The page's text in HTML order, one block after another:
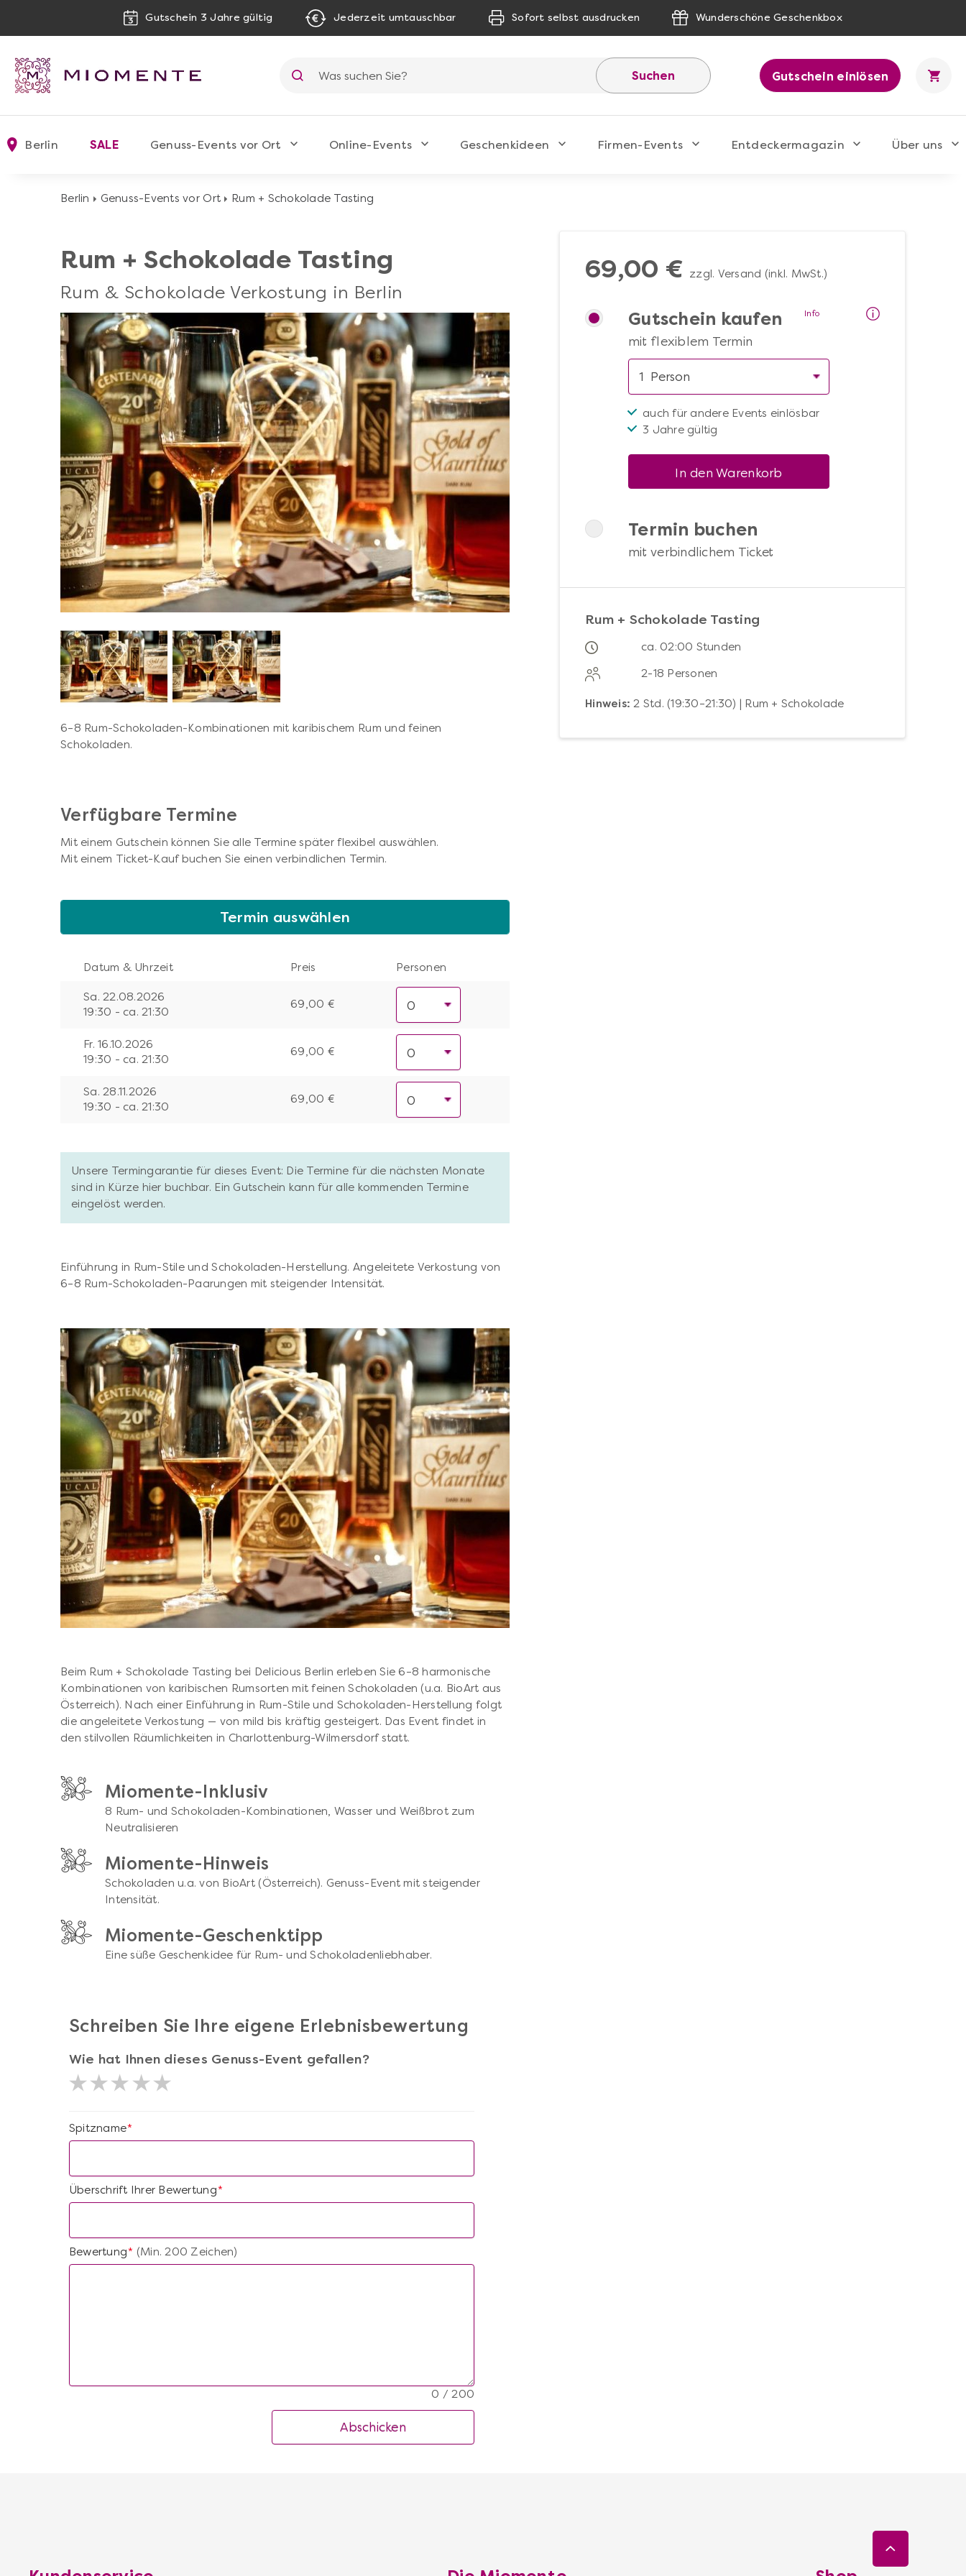
Gutschein 3 Jahre gültig Jederzeit umtauschbar Sofort selbst ausdrucken Wunderschöne Geschenkbox
Suchen Gutschein einlösen
Berlin SALE Genuss-Events vor Ort Online-Events Geschenkideen Firmen-Events Entdeckermagazin Über uns
Berlin Genuss-Events vor Ort Rum + Schokolade Tasting
Rum + Schokolade Tasting
Rum & Schokolade Verkostung in Berlin
6–8 Rum-Schokoladen-Kombinationen mit karibischem Rum und feinen
Schokoladen.
Verfügbare Termine
Mit einem Gutschein können Sie alle Termine später flexibel auswählen.
Mit einem Ticket-Kauf buchen Sie einen verbindlichen Termin.
Termin auswählen
Datum & Uhrzeit Preis Personen
Sa. 22.08.2026
19:30 - ca. 21:30
69,00 €
Fr. 16.10.2026
19:30 - ca. 21:30
69,00 €
Sa. 28.11.2026
19:30 - ca. 21:30
69,00 €
Unsere Termingarantie für dieses Event: Die Termine für die nächsten Monate
sind in Kürze hier buchbar. Ein Gutschein kann für alle kommenden Termine
eingelöst werden.
Einführung in Rum-Stile und Schokoladen-Herstellung. Angeleitete Verkostung von
6–8 Rum-Schokoladen-Paarungen mit steigender Intensität.
Beim Rum + Schokolade Tasting bei Delicious Berlin erleben Sie 6–8 harmonische
Kombinationen von karibischen Rumsorten mit feinen Schokoladen (u.a. BioArt aus
Österreich). Nach einer Einführung in Rum-Stile und Schokoladen-Herstellung folgt
die angeleitete Verkostung — von mild bis kräftig gesteigert. Das Event findet in
den stilvollen Räumlichkeiten in Charlottenburg-Wilmersdorf statt.
Miomente-Inklusiv
8 Rum- und Schokoladen-Kombinationen, Wasser und Weißbrot zum
Neutralisieren
Miomente-Hinweis
Schokoladen u.a. von BioArt (Österreich). Genuss-Event mit steigender
Intensität.
Miomente-Geschenktipp
Eine süße Geschenkidee für Rum- und Schokoladenliebhaber.
69,00 € zzgl. Versand (inkl. MwSt.)
Gutschein kaufen
mit flexiblem Termin
auch für andere Events einlösbar
3 Jahre gültig
In den Warenkorb
Termin buchen
mit verbindlichem Ticket
Info
Rum + Schokolade Tasting
ca. 02:00 Stunden
2-18 Personen
Hinweis: 2 Std. (19:30–21:30) | Rum + Schokolade
Schreiben Sie Ihre eigene Erlebnisbewertung
Wie hat Ihnen dieses Genuss-Event gefallen?
*
Spitzname
*
Überschrift Ihrer Bewertung
*
Bewertung(Min. 200 Zeichen)
0 / 200
Abschicken